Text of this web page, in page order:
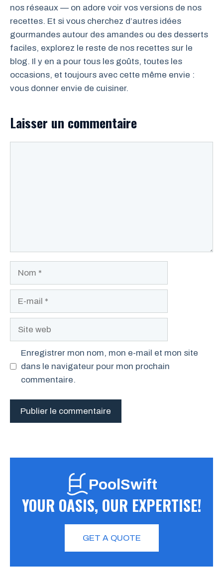
nos réseaux — on adore voir vos versions de nos
recettes. Et si vous cherchez d’autres idées
gourmandes autour des amandes ou des desserts
faciles, explorez le reste de nos recettes sur le
blog. Il y en a pour tous les goûts, toutes les
occasions, et toujours avec cette même envie :
vous donner envie de cuisiner.
Laisser un commentaire
Site
Enregistrer mon nom, mon e-mail et mon site
dans le navigateur pour mon prochain
commentaire.
PoolSwift
YOUR OASIS, OUR EXPERTISE!
GET A QUOTE